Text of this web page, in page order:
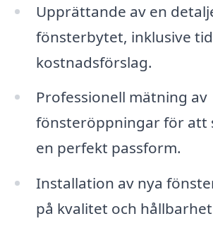
Upprättande av en
fönsterbytet, inklusive
kostnadsförslag.
Professionell mätning av
fönsteröppningar för att
en perfekt passform.
Installation av nya
på kvalitet och